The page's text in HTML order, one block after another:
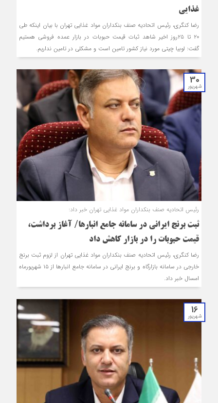
غذایی
رضا کنگری، رئیس اتحادیه صنف بنکداران مواد غذایی تهران با بیان اینکه طی
۲۰ تا ۲۵روز اخیر شاهد ثبات قیمت حبوبات در بازار عمده فروشی هستیم
گفت: لوبیا چیتی مورد نیاز کشور تامین است و مشکلی در تامین نداریم.
30
شهریور
رئیس اتحادیه صنف بنکداران مواد غذایی تهران خبر داد:
ثبت برنج ایرانی در سامانه جامع انبارها/ آغاز برداشت،
قیمت حبوبات را در بازار کاهش داد
رضا کنگری، رئیس اتحادیه صنف بنکداران مواد غذایی تهران از لزوم ثبت برنج
خارجی در سامانه بازارگاه و برنج ایرانی در سامانه جامع انبارها از ۱۵ شهریورماه
امسال خبر داد.
16
شهریور